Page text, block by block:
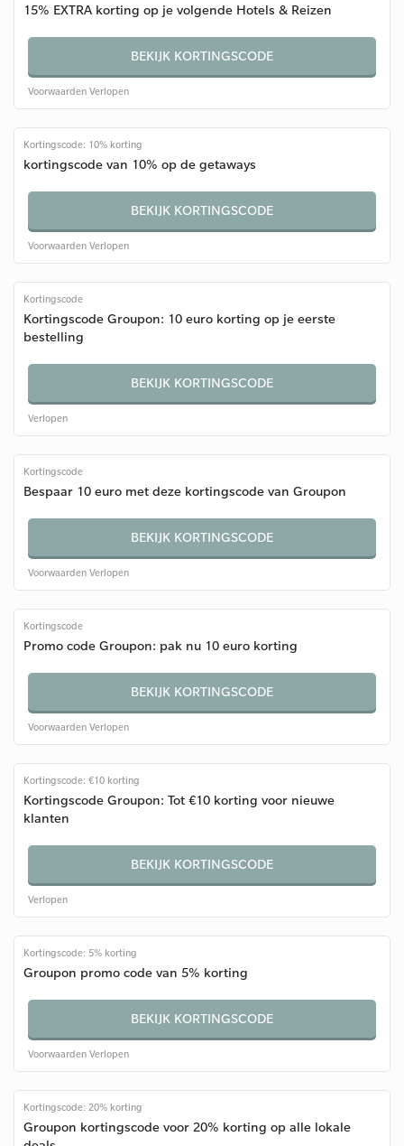
15% EXTRA korting op je volgende Hotels & Reizen
BEKIJK KORTINGSCODE
Voorwaarden Verlopen
Kortingscode: 10% korting
kortingscode van 10% op de getaways
BEKIJK KORTINGSCODE
Voorwaarden Verlopen
Kortingscode
Kortingscode Groupon: 10 euro korting op je eerste
bestelling
BEKIJK KORTINGSCODE
Verlopen
Kortingscode
Bespaar 10 euro met deze kortingscode van Groupon
BEKIJK KORTINGSCODE
Voorwaarden Verlopen
Kortingscode
Promo code Groupon: pak nu 10 euro korting
BEKIJK KORTINGSCODE
Voorwaarden Verlopen
Kortingscode: €10 korting
Kortingscode Groupon: Tot €10 korting voor nieuwe
klanten
BEKIJK KORTINGSCODE
Verlopen
Kortingscode: 5% korting
Groupon promo code van 5% korting
BEKIJK KORTINGSCODE
Voorwaarden Verlopen
Kortingscode: 20% korting
Groupon kortingscode voor 20% korting op alle lokale